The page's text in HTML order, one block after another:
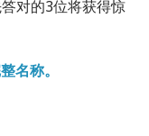
对的3位将获得惊
名称。